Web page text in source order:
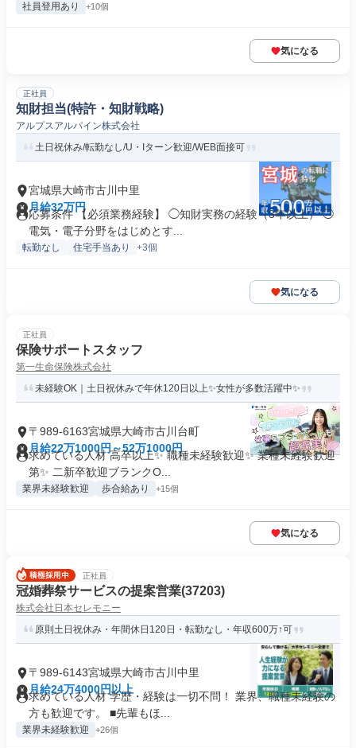
社員登用あり +10個
気になる
正社員
知財担当(特許・知財戦略)
アルプスアルパイン株式会社
土日祝休み/転勤なし/U・Iターン歓迎/WEB面接可
宮城県大崎市古川中里
月給32万円
応募条件 【必須業務経験】 ◯知財実務の経験（3年以上） ◯
電気・電子分野をはじめとす...
転勤なし 住宅手当あり +3個
気になる
正社員
保険サポートスタッフ
第一生命保険株式会社
未経験OK｜土日祝休みで年休120日以上✨女性が多数活躍中✨
〒989-6163宮城県大崎市古川台町
月給22万1000円～52万1000円
求めている人材 高卒以上✨ 職種未経験歓迎✨ 業種未経験歓迎
第✨ 二新卒歓迎ブランクO...
業界未経験歓迎 歩合給あり +15個
気になる
正社員
冠婚葬祭サービスの提案営業(37203)
株式会社日本セレモニー
原則土日祝休み・年間休日120日・転勤なし・年収600万↑可
〒989-6143宮城県大崎市古川中里
月給24万4000円以上
求めている人材 学歴・経験は一切不問！ 業界、職種未経験の
方も歓迎です。 ■先輩もほ...
業界未経験歓迎 +26個